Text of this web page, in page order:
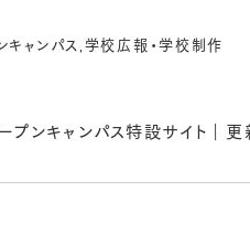
キャンパス 学校広報・学校制作
ンキャンパス特設サイト｜更